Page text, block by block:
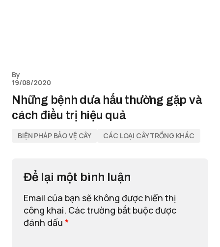
By
19/08/2020
Những bệnh dưa hấu thường gặp và
cách điều trị hiệu quả
BIỆN PHÁP BẢO VỆ CÂY CÁC LOẠI CÂY TRỒNG KHÁC
Để lại một bình luận
Email của bạn sẽ không được hiển thị
công khai. Các trường bắt buộc được
đánh dấu *